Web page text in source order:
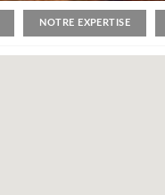
NOTRE EXPERTISE